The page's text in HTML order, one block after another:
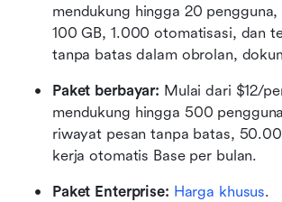
mendukung hingga 20 pengguna,
100 GB, 1.000 otomatisasi, dan
tanpa batas dalam obrolan,
Paket berbayar: Mulai dari $12/
mendukung hingga 500
riwayat pesan tanpa batas,
kerja otomatis Base per bulan.
Paket Enterprise: Harga khusus.